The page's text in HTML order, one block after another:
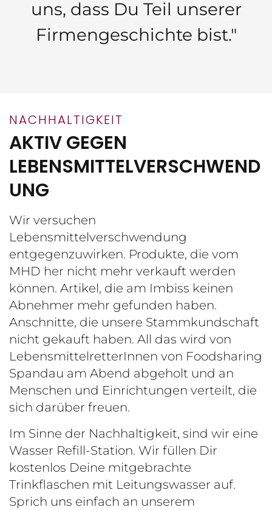
uns, dass Du Teil unserer
Firmengeschichte bist."
NACHHALTIGKEIT
AKTIV GEGEN
LEBENSMITTELVERSCHWEND
UNG
Wir versuchen
Lebensmittelverschwendung
entgegenzuwirken. Produkte, die vom
MHD her nicht mehr verkauft werden
können. Artikel, die am Imbiss keinen
Abnehmer mehr gefunden haben.
Anschnitte, die unsere Stammkundschaft
nicht gekauft haben. All das wird von
LebensmittelretterInnen von Foodsharing
Spandau am Abend abgeholt und an
Menschen und Einrichtungen verteilt, die
sich darüber freuen.
Im Sinne der Nachhaltigkeit, sind wir eine
Wasser Refill-Station. Wir füllen Dir
kostenlos Deine mitgebrachte
Trinkflaschen mit Leitungswasser auf.
Sprich uns einfach an unserem